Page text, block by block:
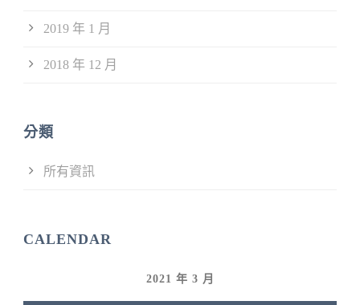
2019 年 1 月
2018 年 12 月
分類
所有資訊
CALENDAR
2021 年 3 月